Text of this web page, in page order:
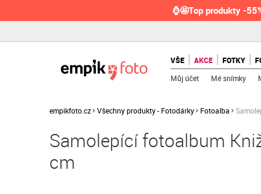
⌚🤩Top produkty -
VŠE AKCE FOTKY
Můj účet Mé snímky
empikfoto.cz Všechny produkty - Fotodárky Fotoalba
Samolepící fotoalbum
cm